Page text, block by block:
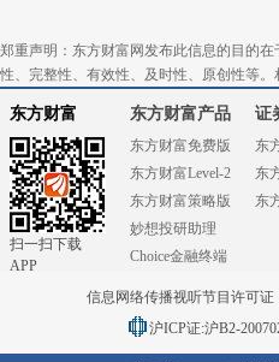
郑重声明：东方财富网发布此信息的目的
性、完整性、有效性、及时性、原创性等
东方财富
扫一扫下载
APP
东方财富产品
东方财富免费版
东方财富Level-2
东方财富策略版
妙想投研助理
Choice金融终端
证
东
东
东
信息网络传播视听节目许可证
沪ICP证:沪B2-